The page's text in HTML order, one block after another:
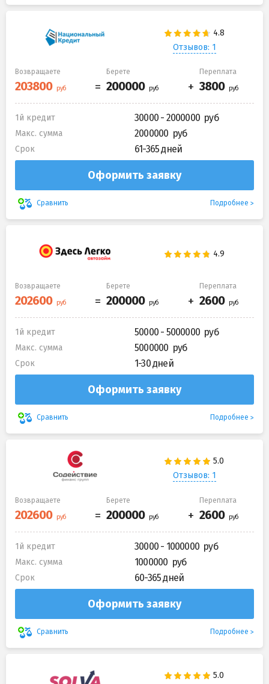
Отзывов: 1
Возвращаете Берете Переплата
1й кредит 30000 - 2000000
Макс. сумма 2000000
Срок 61-365 дней
Оформить заявку
Сравнить Подробнее
Возвращаете Берете Переплата
1й кредит 50000 - 5000000
Макс. сумма 5000000
Срок 1-30 дней
Оформить заявку
Сравнить Подробнее
Отзывов: 1
Возвращаете Берете Переплата
1й кредит 30000 - 1000000
Макс. сумма 1000000
Срок 60-365 дней
Оформить заявку
Сравнить Подробнее